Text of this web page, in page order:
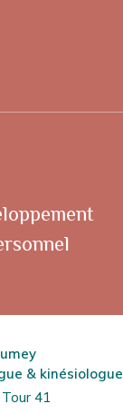
& kinésiologue
41